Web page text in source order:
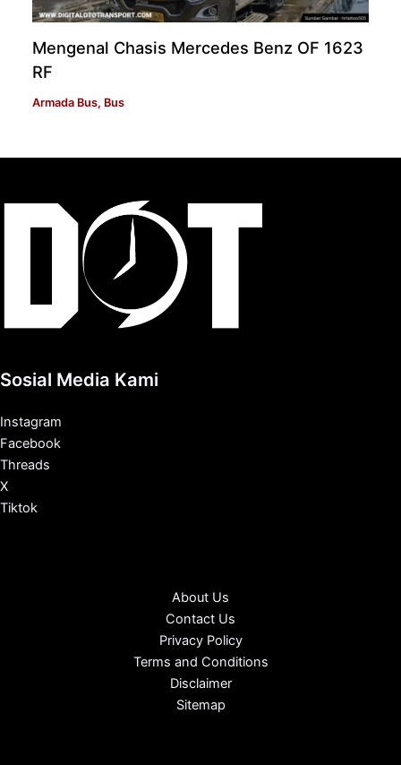
Mengenal Chasis Mercedes Benz OF 1623
RF
Armada Bus, Bus
Sosial Media Kami
Instagram
Facebook
Threads
X
Tiktok
About Us
Contact Us
Privacy Policy
Terms and Conditions
Disclaimer
Sitemap